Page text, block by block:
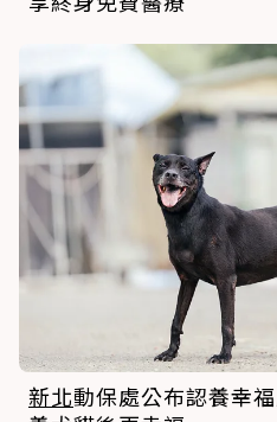
新北動保處公布認養幸